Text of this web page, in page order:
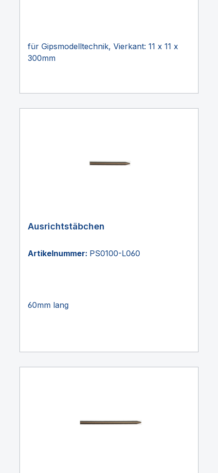
für Gipsmodelltechnik, Vierkant: 11 x 11 x
300mm
Ausrichtstäbchen
Artikelnummer: PS0100-L060
60mm lang